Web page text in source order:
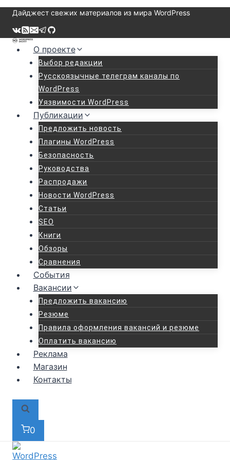
Перейти
содержимому
Дайджест свежих материалов из мира WordPress
О проекте
Выбор редакции
Русскоязычные телеграм каналы по
WordPress
Уязвимости WordPress
Публикации
Предложить новость
Плагины WordPress
Безопасность
Руководства
Распродажи
Новости WordPress
Статьи
SEO
Книги
Обзоры
Сравнения
События
Вакансии
Предложить вакансию
Резюме
Правила оформления вакансий и резюме
Оплатить вакансию
Реклама
Магазин
Контакты
0